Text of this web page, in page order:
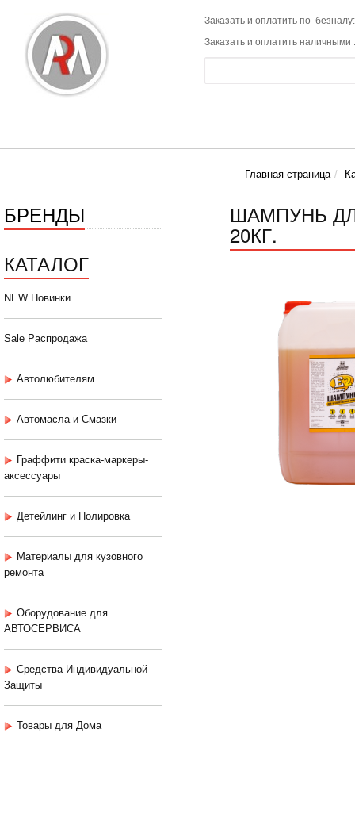
Заказать и оплатить по
Заказать и оплатить наличными
Главная страница
БРЕНДЫ
КАТАЛОГ
NEW Новинки
Sale Распродажа
Автолюбителям
Автомасла и Смазки
Граффити краска-маркеры-
аксессуары
Детейлинг и Полировка
Материалы для кузовного
ремонта
Оборудование для
АВТОСЕРВИСА
Средства Индивидуальной
Защиты
Товары для Дома
ШАМПУНЬ
20КГ.